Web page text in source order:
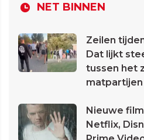
NET BINNEN
Zeilen
Dat lijkt
tussen het
matpartijen
Nieuwe
Netflix,